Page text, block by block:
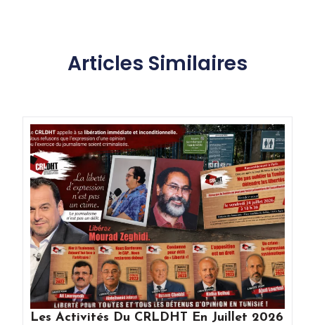
Articles Similaires
Les Activités Du CRLDHT En Juillet 2026